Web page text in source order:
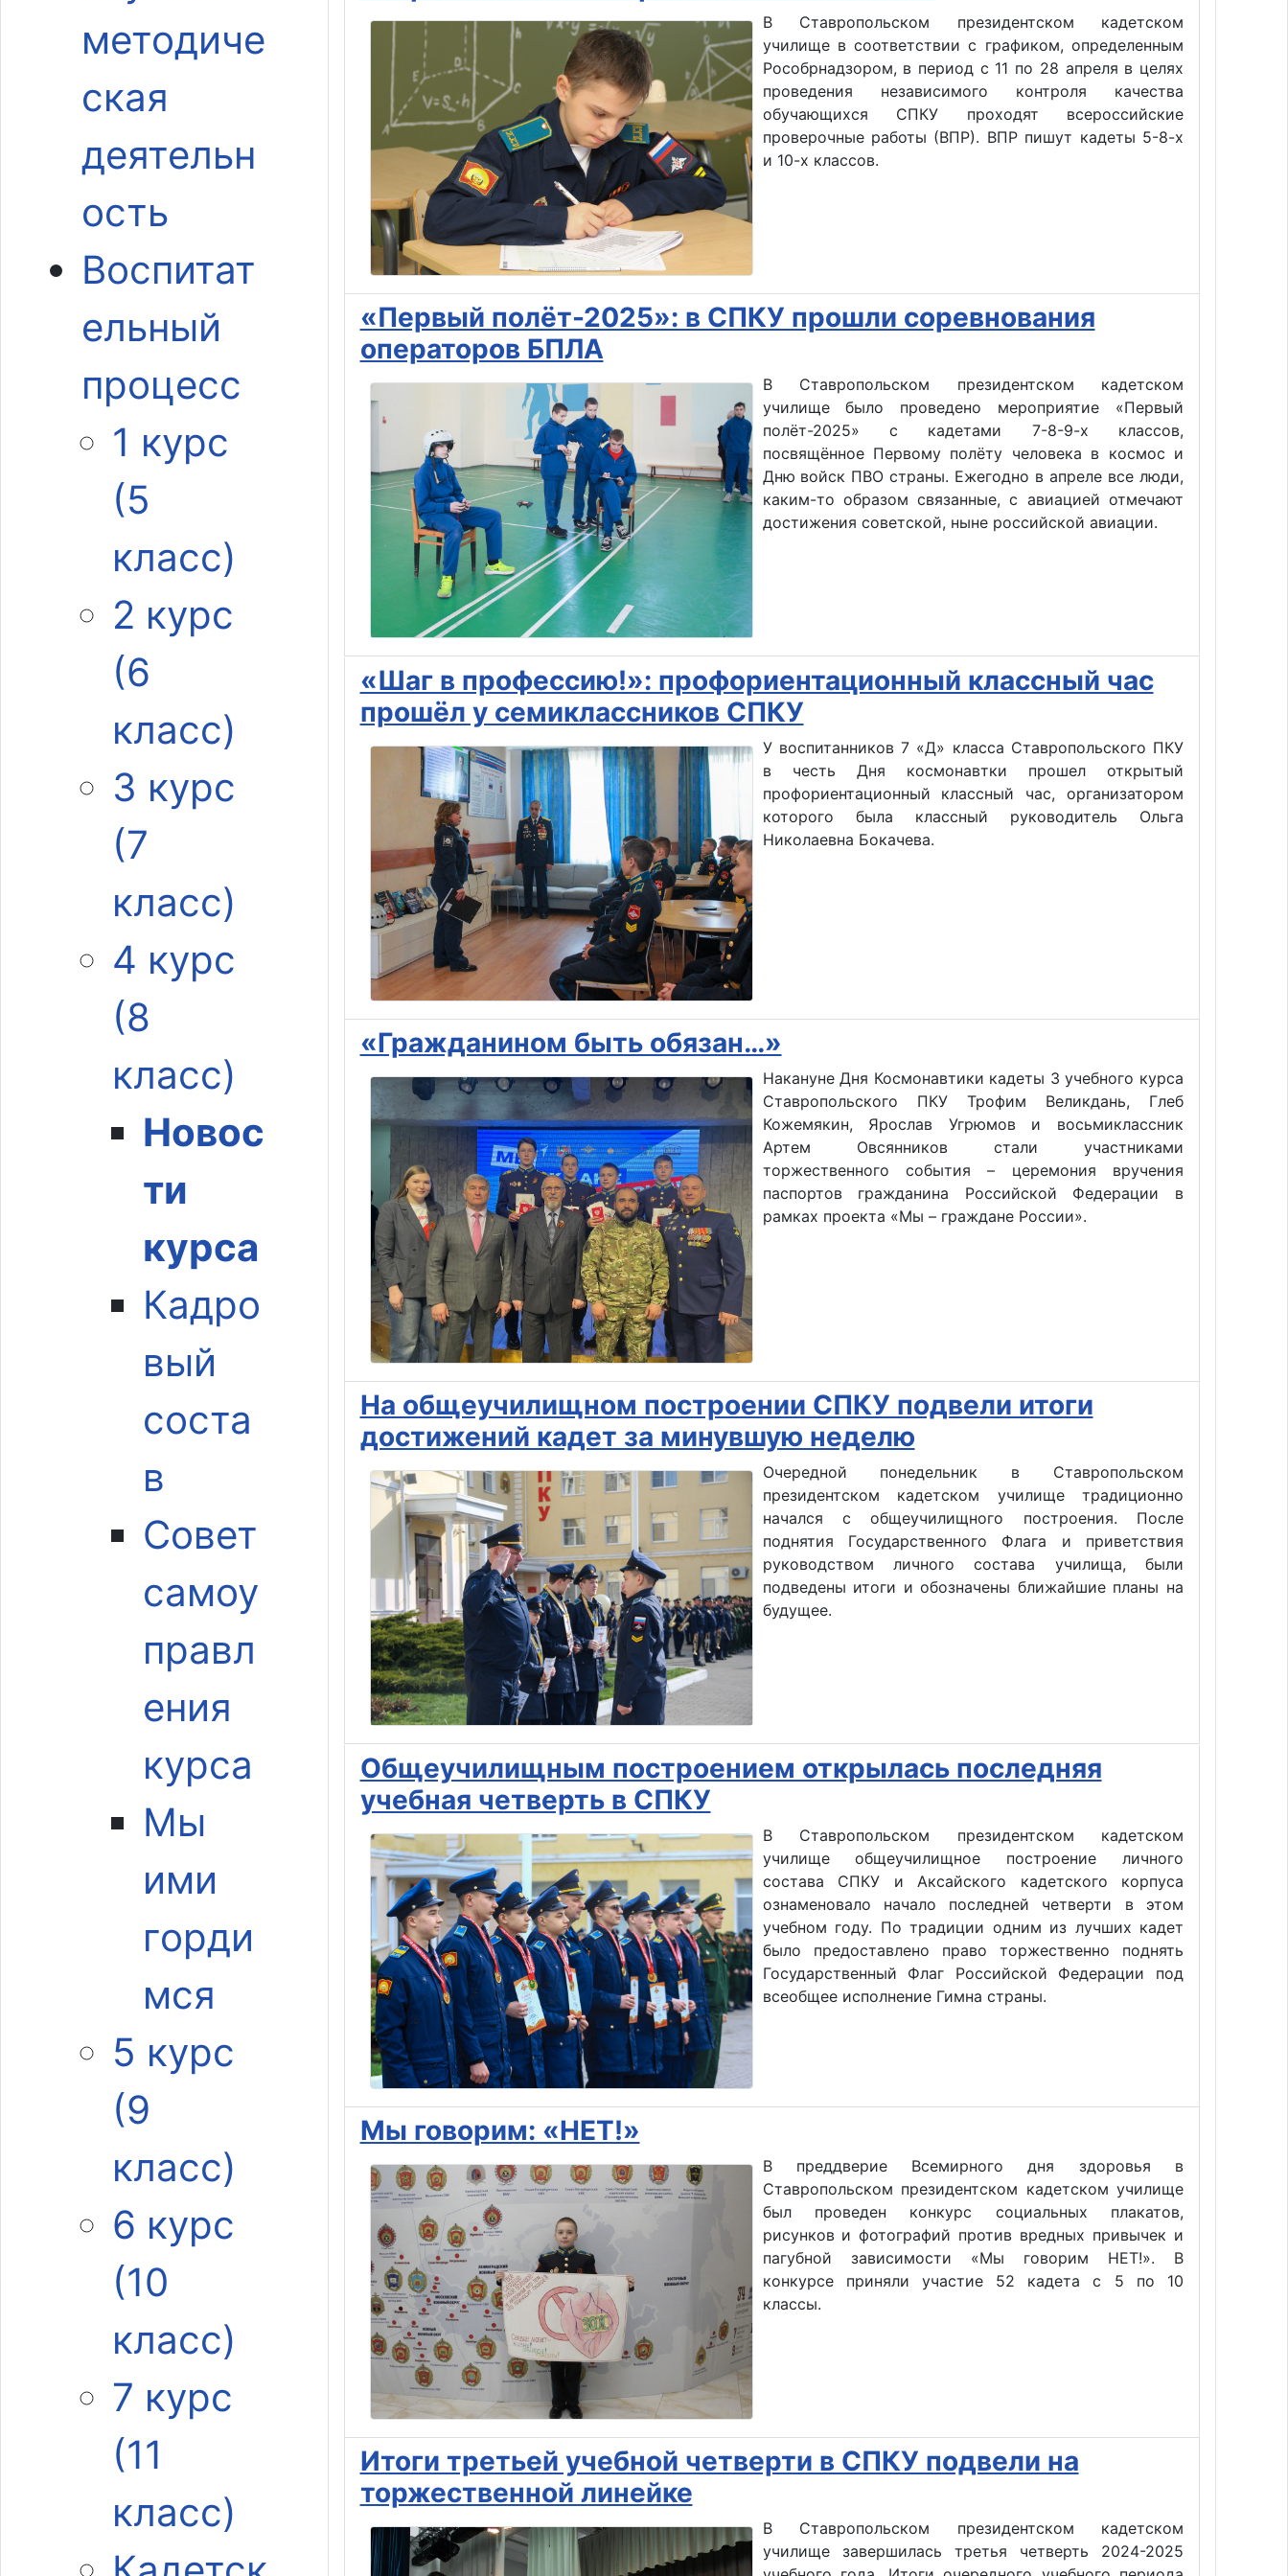
методиче
ская
деятельн
ость
Воспитат
ельный
процесс
1 курс
(5
класс)
2 курс
(6
класс)
3 курс
(7
класс)
4 курс
(8
класс)
Новос
ти
курса
Кадро
вый
соста
в
Совет
самоу
правл
ения
курса
Мы
ими
горди
мся
5 курс
(9
класс)
6 курс
(10
класс)
7 курс
(11
класс)
В Ставропольском президентском кадетском
училище в соответствии с графиком, определенным
Рособрнадзором, в период с 11 по 28 апреля в целях
проведения независимого контроля качества
обучающихся СПКУ проходят всероссийские
проверочные работы (ВПР). ВПР пишут кадеты 5-8-х
и 10-х классов.
«Первый полёт-2025»: в СПКУ прошли соревнования
операторов БПЛА
В Ставропольском президентском кадетском
училище было проведено мероприятие «Первый
полёт-2025» с кадетами 7-8-9-х классов,
посвящённое Первому полёту человека в космос и
Дню войск ПВО страны. Ежегодно в апреле все люди,
каким-то образом связанные, с авиацией отмечают
достижения советской, ныне российской авиации.
«Шаг в профессию!»: профориентационный классный час
прошёл у семиклассников СПКУ
У воспитанников 7 «Д» класса Ставропольского ПКУ
в честь Дня космонавтки прошел открытый
профориентационный классный час, организатором
которого была классный руководитель Ольга
Николаевна Бокачева.
«Гражданином быть обязан…»
Накануне Дня Космонавтики кадеты 3 учебного курса
Ставропольского ПКУ Трофим Великдань, Глеб
Кожемякин, Ярослав Угрюмов и восьмиклассник
Артем Овсянников стали участниками
торжественного события – церемония вручения
паспортов гражданина Российской Федерации в
рамках проекта «Мы – граждане России».
На общеучилищном построении СПКУ подвели итоги
достижений кадет за минувшую неделю
Очередной понедельник в Ставропольском
президентском кадетском училище традиционно
начался с общеучилищного построения. После
поднятия Государственного Флага и приветствия
руководством личного состава училища, были
подведены итоги и обозначены ближайшие планы на
будущее.
Общеучилищным построением открылась последняя
учебная четверть в СПКУ
В Ставропольском президентском кадетском
училище общеучилищное построение личного
состава СПКУ и Аксайского кадетского корпуса
ознаменовало начало последней четверти в этом
учебном году. По традиции одним из лучших кадет
было предоставлено право торжественно поднять
Государственный Флаг Российской Федерации под
всеобщее исполнение Гимна страны.
Мы говорим: «НЕТ!»
В преддверие Всемирного дня здоровья в
Ставропольском президентском кадетском училище
был проведен конкурс социальных плакатов,
рисунков и фотографий против вредных привычек и
пагубной зависимости «Мы говорим НЕТ!». В
конкурсе приняли участие 52 кадета с 5 по 10
классы.
Итоги третьей учебной четверти в СПКУ подвели на
торжественной линейке
В Ставропольском президентском кадетском
училище завершилась третья четверть 2024-2025